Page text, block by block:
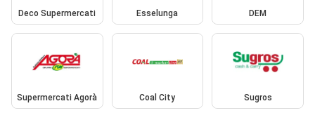
Deco Supermercati Esselunga DEM
Supermercati Agorà Coal City Sugros